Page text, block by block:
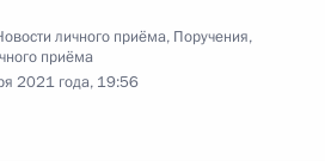
личного приёма, Поручения,
приёма
2021 года, 19:56